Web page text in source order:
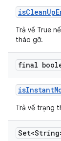
isCleanUp
Trả về True
tháo gỡ.
final
isInstant
Trả về trạng